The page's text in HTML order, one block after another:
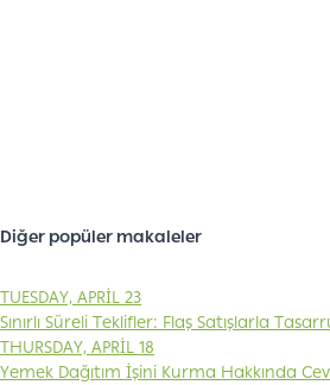
altyapısıyla bugün güvenilir bir
işinizin gücüne güç katın! Nakliye
ihtiyaçlarınız içinwebsitemizi
ziyaret edin veGoogle Play Store
veyaApp Store'dan mobil
Diğer popüler makaleler
TUESDAY, APRIL 23
Sınırlı Süreli Teklifler: Flaş Satışlarla
THURSDAY, APRIL 18
Yemek Dağıtım İşini Kurma Hakkında